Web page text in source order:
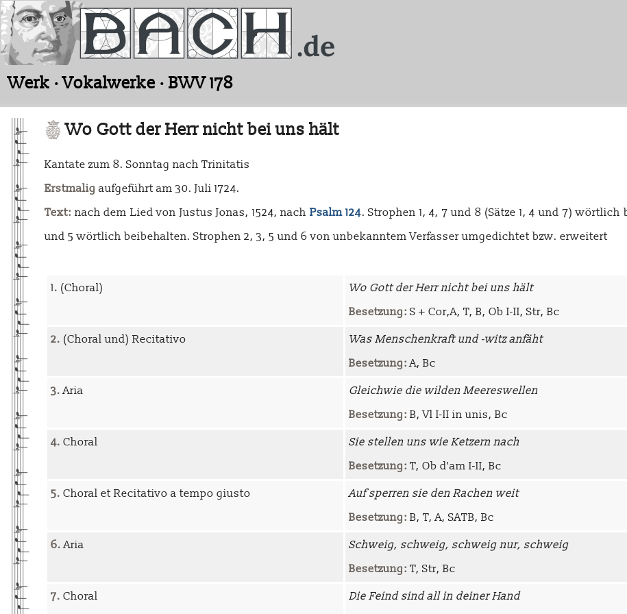
Werk · Vokalwerke · BWV 178
Wo Gott der Herr nicht bei uns hält
Kantate zum 8. Sonntag nach Trinitatis
Erstmalig aufgeführt am 30. Juli 1724.
Text: nach dem Lied von Justus Jonas, 1524, nach Psalm 124. Strophen 1, 4, 7 und 8 (Sätze 1, 4 und 7)
und 5 wörtlich beibehalten. Strophen 2, 3, 5 und 6 von unbekanntem Verfasser umgedichtet bzw. erweitert
1. (Choral)
Wo Gott der Herr nicht bei uns hält
Besetzung: S + Cor,A, T, B, Ob I-II, Str, Bc
2. (Choral und) Recitativo
Was Menschenkraft und -witz anfäht
Besetzung:A, Bc
3.Aria
Gleichwie die wilden Meereswellen
Besetzung: B, Vl I-II in unis, Bc
4. Choral
Sie stellen uns wie Ketzern nach
Besetzung: T, Ob d'am I-II, Bc
5. Choral et Recitativo a tempo giusto
Auf sperren sie den Rachen weit
Besetzung: B, T, A, SATB, Bc
6.Aria
Schweig, schweig, schweig nur, schweig
Besetzung: T, Str, Bc
7. Choral
Die Feind sind all in deiner Hand